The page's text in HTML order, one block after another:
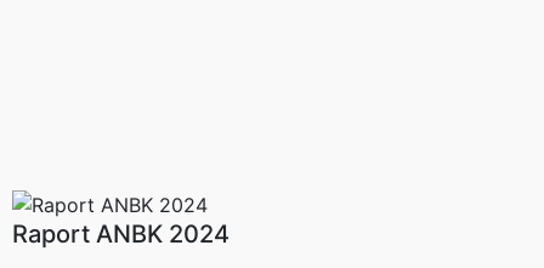
Raport ANBK 2024